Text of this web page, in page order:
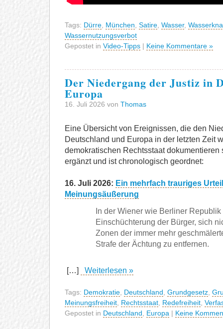
Tags: Dürre München Satire Wasser,
Wassernutzungsverbot
Gepostet in Video-Tipps | Keine Kommentare »
Der Niedergang der Justiz in
Europa
16. Juli 2026 von Thomas
Eine Übersicht von Ereignissen, die den
Deutschland und Europa in der letzten Zeit
demokratischen Rechtsstaat dokumentieren
ergänzt und ist chronologisch geordnet:
16. Juli 2026: Ein mehrfach trauriges
Meinungsäußerung
In der Wiener wie Berliner
Einschüchterung der Bürger, sich
Zonen der immer mehr
Strafe der Ächtung zu entfernen.
[…] Weiterlesen »
Tags: Demokratie Deutschland Grundgesetz
Meinungsfreiheit Rechtsstaat Redefreiheit
Gepostet in Deutschland Europa | Keine